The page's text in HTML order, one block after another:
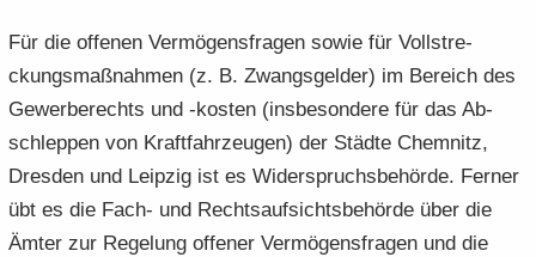
Für die of­fe­nen Ver­mö­gens­fra­gen sowie für Voll­stre­
ckungs­maß­nah­men (z. B. Zwangs­gel­der) im Be­reich des
Ge­wer­be­rechts und -​kosten (ins­be­son­de­re für das Ab­
schlep­pen von Kraft­fahr­zeu­gen) der Städ­te Chem­nitz,
Dres­den und Leip­zig ist es Wi­der­spruchs­be­hör­de. Fer­ner
übt es die Fach- und Rechts­auf­sichts­be­hör­de über die
Ämter zur Re­ge­lung of­fe­ner Ver­mö­gens­fra­gen und die